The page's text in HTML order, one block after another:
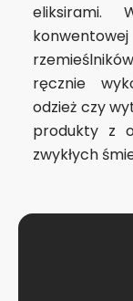
eliksirami.
ręcznie
odzież czy
produkty z
zwykłych